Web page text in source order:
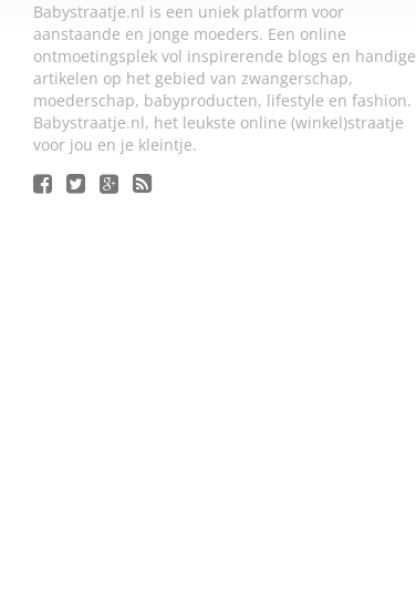
Babystraatje.nl is een uniek platform voor
aanstaande en jonge moeders. Een online
ontmoetingsplek vol inspirerende blogs en handige
artikelen op het gebied van zwangerschap,
moederschap, babyproducten, lifestyle en fashion.
Babystraatje.nl, het leukste online (winkel)straatje
voor jou en je kleintje.